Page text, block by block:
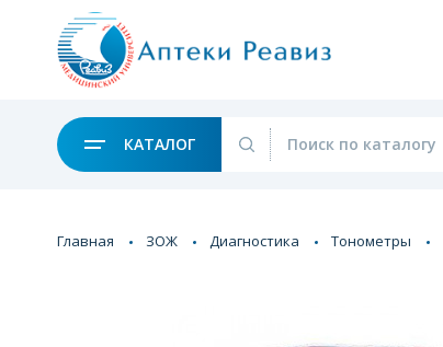
КАТАЛОГ
Главная ЗОЖ Диагностика Тонометры